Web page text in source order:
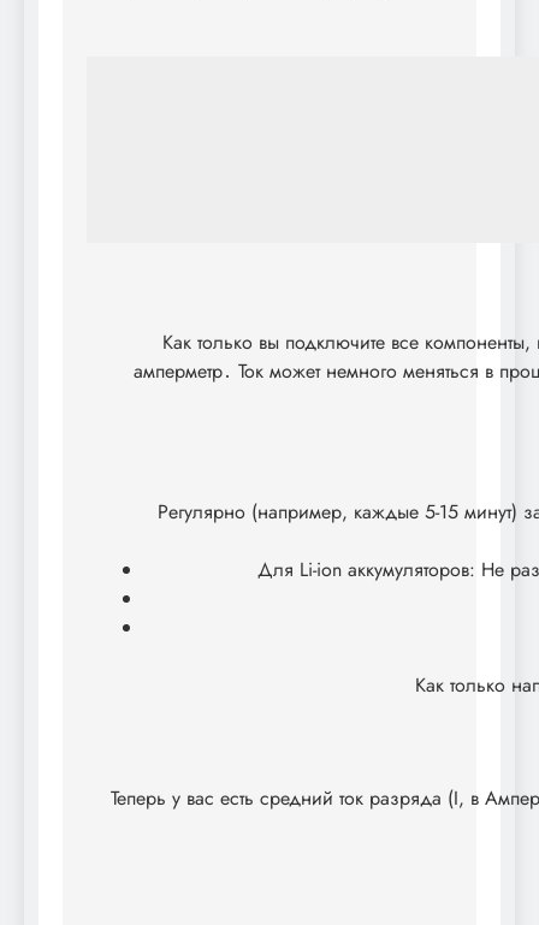
Как только вы подключите все
амперметр․ Ток может немного меняться в
Регулярно (например, каждые 5-15 минут)
Для Li-ion аккумуляторов: Не
Как только
Теперь у вас есть средний ток разряда (I, в